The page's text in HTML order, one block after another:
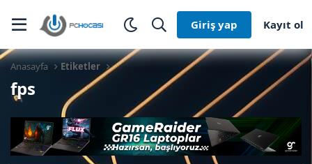
Giriş yap Kayıt ol
Anasayfa Etiketler
fps